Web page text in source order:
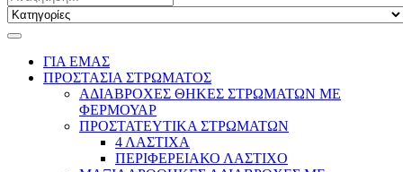
ΓΙΑ ΕΜΑΣ
ΠΡΟΣΤΑΣΙΑ ΣΤΡΩΜΑΤΟΣ
ΑΔΙΑΒΡΟΧΕΣ ΘΗΚΕΣ ΣΤΡΩΜΑΤΩΝ ΜΕ
ΦΕΡΜΟΥΑΡ
ΠΡΟΣΤΑΤΕΥΤΙΚΑ ΣΤΡΩΜΑΤΩΝ
4 ΛΑΣΤΙΧΑ
ΠΕΡΙΦΕΡΕΙΑΚΟ ΛΑΣΤΙΧΟ